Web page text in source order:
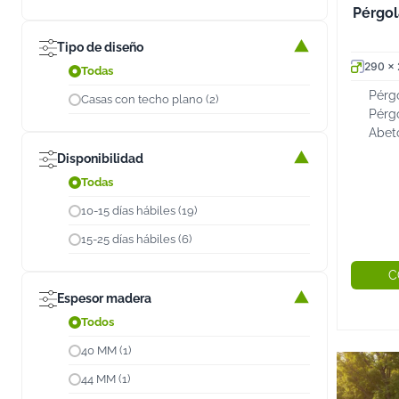
Tipo de diseño
Todas
Casas con techo plano (2)
Disponibilidad
Todas
10-15 días hábiles (19)
15-25 días hábiles (6)
Espesor madera
Todos
40 MM (1)
44 MM (1)
290 x